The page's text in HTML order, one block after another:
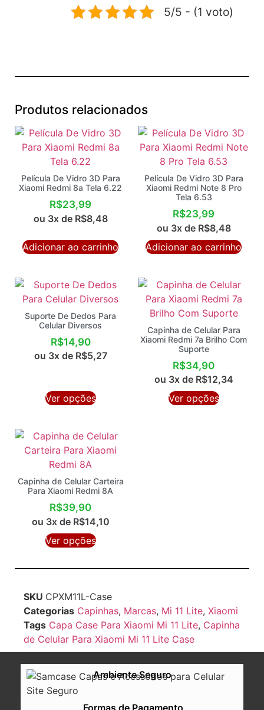
5/5 - (1 voto)
Produtos relacionados
Película De Vidro 3D Para
Xiaomi Redmi 8a Tela 6.22
R$23,99
ou 3x de R$8,48
Adicionar ao carrinho
Película De Vidro 3D Para
Xiaomi Redmi Note 8 Pro
Tela 6.53
R$23,99
ou 3x de R$8,48
Adicionar ao carrinho
Suporte De Dedos Para
Celular Diversos
R$14,90
ou 3x de R$5,27
Ver opções
Capinha de Celular Para
Xiaomi Redmi 7a Brilho Com
Suporte
R$34,90
ou 3x de R$12,34
Ver opções
Capinha de Celular Carteira
Para Xiaomi Redmi 8A
R$39,90
ou 3x de R$14,10
Ver opções
SKU CPXM11L-Case
Categorias Capinhas, Marcas, Mi 11 Lite, Xiaomi
Tags Capa Case Para Xiaomi Mi 11 Lite, Capinha
de Celular Para Xiaomi Mi 11 Lite Case
Ambiente Seguro
Formas de Pagamento